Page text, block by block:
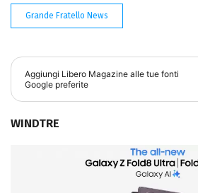
Grande Fratello News
Aggiungi Libero Magazine alle tue fonti
Google preferite
WINDTRE